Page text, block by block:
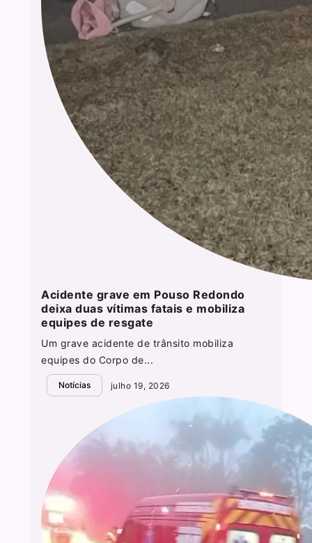
Acidente grave em Pouso Redondo
deixa duas vítimas fatais e mobiliza
equipes de resgate
Um grave acidente de trânsito mobiliza
equipes do Corpo de...
Notícias julho 19, 2026